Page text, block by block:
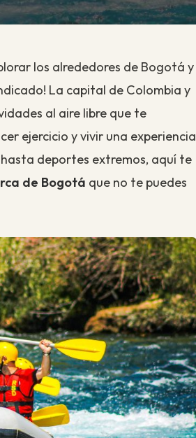
los alrededores de Bogotá y
La capital de Colombia y
al aire libre que te
ejercicio y vivir una experiencia
deportes extremos, aquí te
de Bogotá que no te puedes